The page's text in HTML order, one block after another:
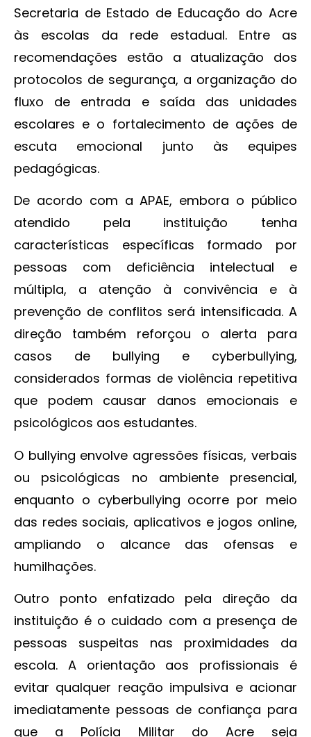
Secretaria de Estado de Educação do Acre
às escolas da rede estadual. Entre as
recomendações estão a atualização dos
protocolos de segurança, a organização do
fluxo de entrada e saída das unidades
escolares e o fortalecimento de ações de
escuta emocional junto às equipes
pedagógicas.
De acordo com a APAE, embora o público
atendido pela instituição tenha
características específicas formado por
pessoas com deficiência intelectual e
múltipla, a atenção à convivência e à
prevenção de conflitos será intensificada. A
direção também reforçou o alerta para
casos de bullying e cyberbullying,
considerados formas de violência repetitiva
que podem causar danos emocionais e
psicológicos aos estudantes.
O bullying envolve agressões físicas, verbais
ou psicológicas no ambiente presencial,
enquanto o cyberbullying ocorre por meio
das redes sociais, aplicativos e jogos online,
ampliando o alcance das ofensas e
humilhações.
Outro ponto enfatizado pela direção da
instituição é o cuidado com a presença de
pessoas suspeitas nas proximidades da
escola. A orientação aos profissionais é
evitar qualquer reação impulsiva e acionar
imediatamente pessoas de confiança para
que a Polícia Militar do Acre seja